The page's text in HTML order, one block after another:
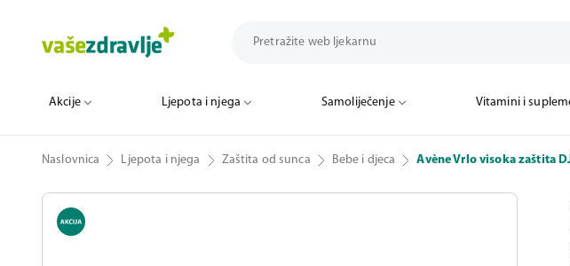
Akcije Ljepota i njega Samoliječenje Vitamini i
Naslovnica Ljepota i njega Zaštita od sunca Bebe i djeca Avène Vrlo visoka zaštita